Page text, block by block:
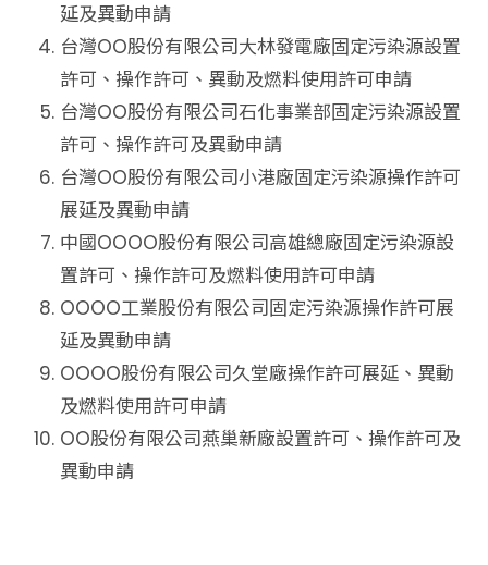
延及異動申請
台灣OO股份有限公司大林發電廠固定污染源設置
許可、操作許可、異動及燃料使用許可申請
台灣OO股份有限公司石化事業部固定污染源設置
許可、操作許可及異動申請
台灣OO股份有限公司小港廠固定污染源操作許可
展延及異動申請
中國OOOO股份有限公司高雄總廠固定污染源設
置許可、操作許可及燃料使用許可申請
OOOO工業股份有限公司固定污染源操作許可展
延及異動申請
OOOO股份有限公司久堂廠操作許可展延、異動
及燃料使用許可申請
OO股份有限公司燕巢新廠設置許可、操作許可及
異動申請